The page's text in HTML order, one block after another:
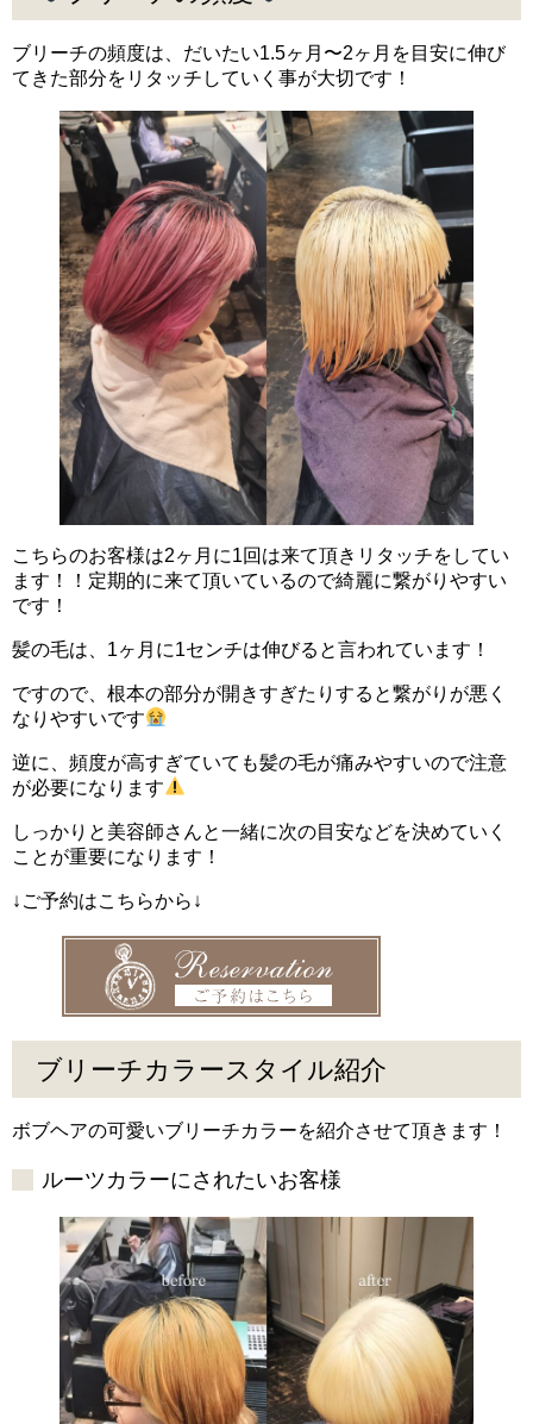
ブリーチの頻度は、だいたい1.5ヶ月〜2ヶ月を目安に伸び
てきた部分をリタッチしていく事が大切です！
こちらのお客様は2ヶ月に1回は来て頂きリタッチをしてい
ます！！定期的に来て頂いているので綺麗に繋がりやすい
です！
髪の毛は、1ヶ月に1センチは伸びると言われています！
ですので、根本の部分が開きすぎたりすると繋がりが悪く
なりやすいです
逆に、頻度が高すぎていても髪の毛が痛みやすいので注意
が必要になります
しっかりと美容師さんと一緒に次の目安などを決めていく
ことが重要になります！
↓ご予約はこちらから↓
ブリーチカラースタイル紹介
ボブヘアの可愛いブリーチカラーを紹介させて頂きます！
ルーツカラーにされたいお客様